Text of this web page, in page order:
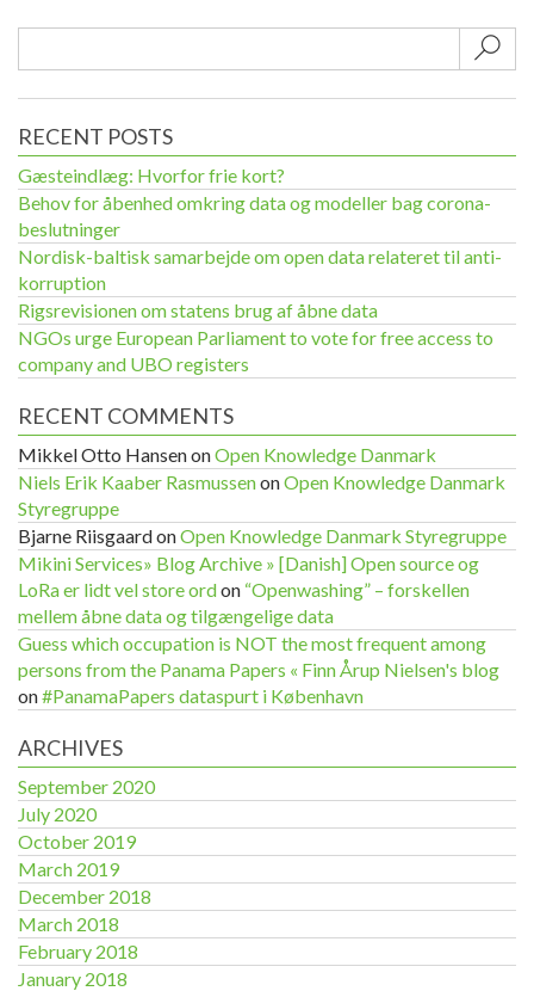
RECENT POSTS
Gæsteindlæg: Hvorfor frie kort?
Behov for åbenhed omkring data og modeller bag corona-
beslutninger
Nordisk-baltisk samarbejde om open data relateret til anti-
korruption
Rigsrevisionen om statens brug af åbne data
NGOs urge European Parliament to vote for free access to
company and UBO registers
RECENT COMMENTS
Mikkel Otto HansenonOpen Knowledge Danmark
Niels Erik Kaaber RasmussenonOpen Knowledge Danmark
Styregruppe
Bjarne RiisgaardonOpen Knowledge Danmark Styregruppe
Mikini Services» Blog Archive » [Danish] Open source og
LoRa er lidt vel store ordon “Openwashing” – forskellen
mellem åbne data og tilgængelige data
Guess which occupation is NOT the most frequent among
persons from the Panama Papers « Finn Årup Nielsen's blog
on#PanamaPapers dataspurt i København
ARCHIVES
September 2020
July 2020
October 2019
March 2019
December 2018
March 2018
February 2018
January 2018